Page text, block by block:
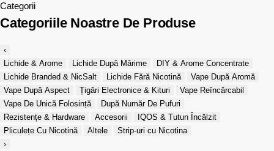
Categorii
Categoriile Noastre De Produse
‹
Lichide & Arome
Lichide După Mărime
DIY & Arome Concentrate
Lichide Branded & NicSalt
Lichide Fără Nicotină
Vape După Aromă
Vape După Aspect
Țigări Electronice & Kituri
Vape Reîncărcabil
Vape De Unică Folosință
După Număr De Pufuri
Rezistențe & Hardware
Accesorii
IQOS & Tutun Încălzit
Pliculețe Cu Nicotină
Altele
Strip-uri cu Nicotina
›